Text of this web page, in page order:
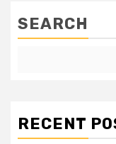
SEARCH
RECENT